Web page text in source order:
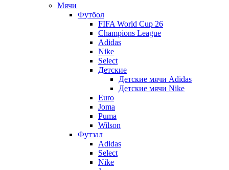
Мячи
Футбол
FIFA World Cup 26
Champions League
Adidas
Nike
Select
Детские
Детские мячи Adidas
Детские мячи Nike
Euro
Joma
Puma
Wilson
Футзал
Adidas
Select
Nike